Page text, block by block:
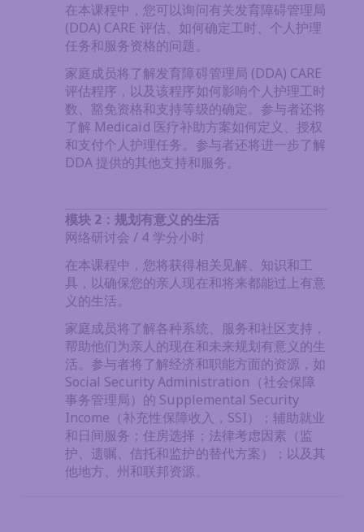
在本课程中，您可以询问有关发育障碍管理局
(DDA) CARE 评估、如何确定工时、个人护理
任务和服务资格的问题。
家庭成员将了解发育障碍管理局 (DDA) CARE
评估程序，以及该程序如何影响个人护理工时
数、豁免资格和支持等级的确定。参与者还将
了解 Medicaid 医疗补助方案如何定义、授权
和支付个人护理任务。参与者还将进一步了解
DDA 提供的其他支持和服务。
模块 2：规划有意义的生活
网络研讨会 / 4 学分小时
在本课程中，您将获得相关见解、知识和工
具，以确保您的亲人现在和将来都能过上有意
义的生活。
家庭成员将了解各种系统、服务和社区支持，
帮助他们为亲人的现在和未来规划有意义的生
活。参与者将了解经济和职能方面的资源，如
Social Security Administration（社会保障
事务管理局）的 Supplemental Security
Income（补充性保障收入，SSI）；辅助就业
和日间服务；住房选择；法律考虑因素（监
护、遗嘱、信托和监护的替代方案）；以及其
他地方、州和联邦资源。